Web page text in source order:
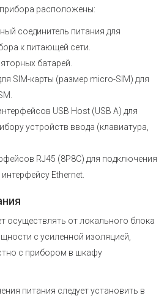
расположены:
соединитель питания для
к питающей сети.
батарей.
SIM-карты (размер micro-SIM) для
USB Host (USB A) для
устройств ввода (клавиатура,
RJ45 (8P8C) для подключения
Ethernet.
осуществлять от локального блока
с усиленной изоляцией,
с прибором в шкафу
питания следует установить в